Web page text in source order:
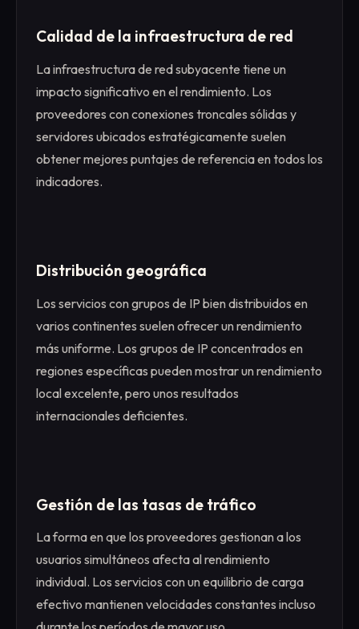
Calidad de la infraestructura de red
La infraestructura de red subyacente tiene un
impacto significativo en el rendimiento. Los
proveedores con conexiones troncales sólidas y
servidores ubicados estratégicamente suelen
obtener mejores puntajes de referencia en todos los
indicadores.
Distribución geográfica
Los servicios con grupos de IP bien distribuidos en
varios continentes suelen ofrecer un rendimiento
más uniforme. Los grupos de IP concentrados en
regiones específicas pueden mostrar un rendimiento
local excelente, pero unos resultados
internacionales deficientes.
Gestión de las tasas de tráfico
La forma en que los proveedores gestionan a los
usuarios simultáneos afecta al rendimiento
individual. Los servicios con un equilibrio de carga
efectivo mantienen velocidades constantes incluso